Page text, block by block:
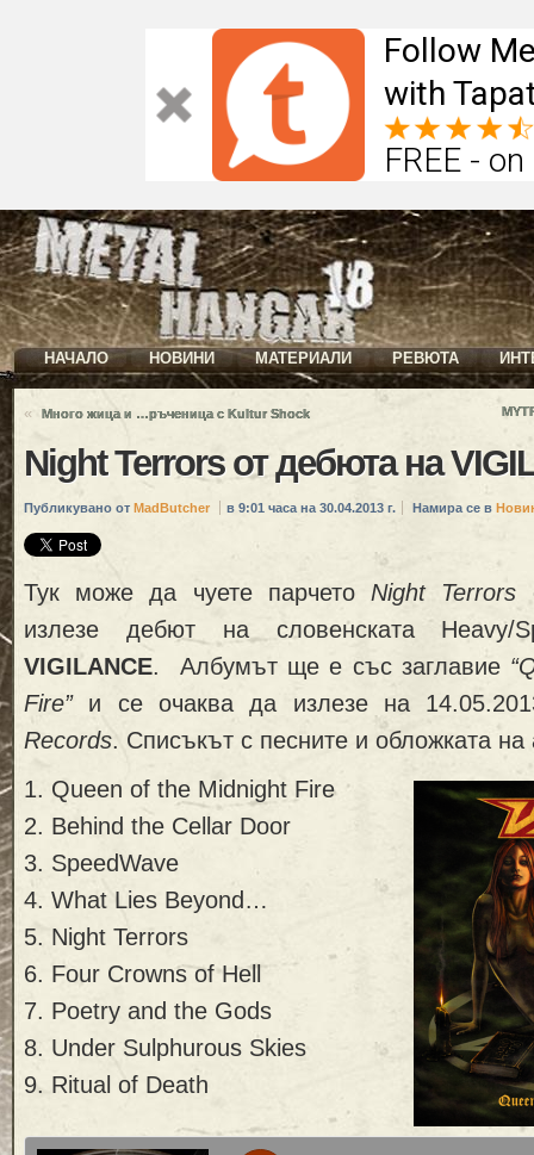
Follow
with
FREE -
НАЧАЛО НОВИНИ МАТЕРИАЛИ РЕВЮТА
« Много жица и …ръченица с Kultur Shock
Night Terrors от дебюта на
Публикувано от MadButcher в 9:01 часа на 30.04.2013 г. Намира се в
Тук може да чуете парчето Night Terrors
излезе дебют на словенската Heavy/
VIGILANCE. Албумът ще е със заглавие
Fire”и се очаква да излезе на
Records. Списъкът с песните и обложката
1. Queen of the Midnight Fire
2. Behind the Cellar Door
3. SpeedWave
4. What Lies Beyond…
5. Night Terrors
6. Four Crowns of Hell
7. Poetry and the Gods
8. Under Sulphurous Skies
9. Ritual of Death